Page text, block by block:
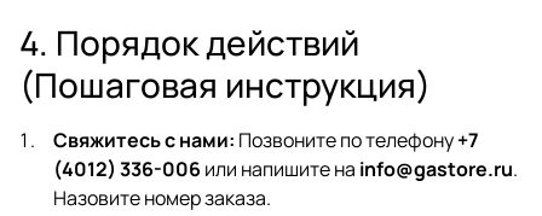
4. Порядок действий
(Пошаговая инструкция)
Свяжитесь с нами: Позвоните по телефону+7
(4012) 336-006 или напишите на info@gastore.ru.
Назовите номер заказа.